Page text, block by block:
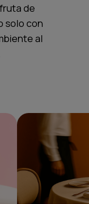
de
solo con
al